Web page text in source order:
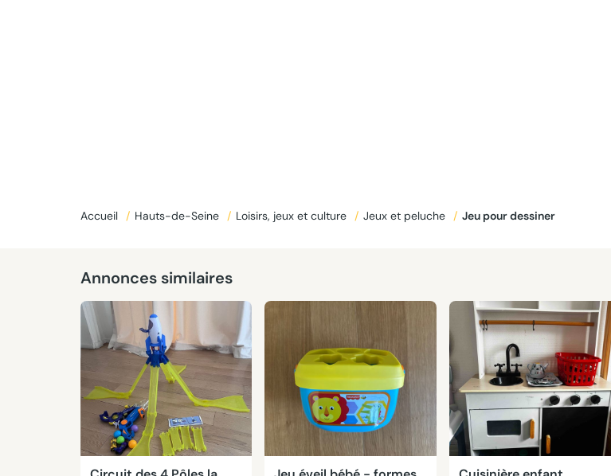
Accueil / Hauts-de-Seine / Loisirs, jeux et culture / Jeux et peluche / Jeu pour dessiner
Annonces similaires